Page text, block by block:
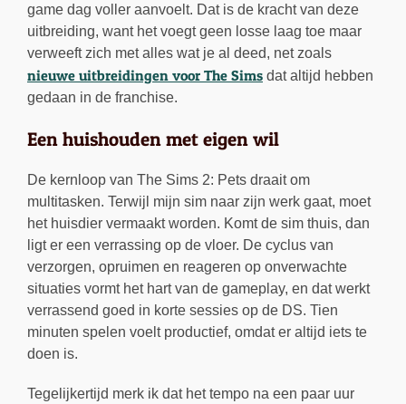
game dag voller aanvoelt. Dat is de kracht van deze
uitbreiding, want het voegt geen losse laag toe maar
verweeft zich met alles wat je al deed, net zoals
nieuwe uitbreidingen voor The Sims dat altijd hebben
gedaan in de franchise.
Een huishouden met eigen wil
De kernloop van The Sims 2: Pets draait om
multitasken. Terwijl mijn sim naar zijn werk gaat, moet
het huisdier vermaakt worden. Komt de sim thuis, dan
ligt er een verrassing op de vloer. De cyclus van
verzorgen, opruimen en reageren op onverwachte
situaties vormt het hart van de gameplay, en dat werkt
verrassend goed in korte sessies op de DS. Tien
minuten spelen voelt productief, omdat er altijd iets te
doen is.
Tegelijkertijd merk ik dat het tempo na een paar uur